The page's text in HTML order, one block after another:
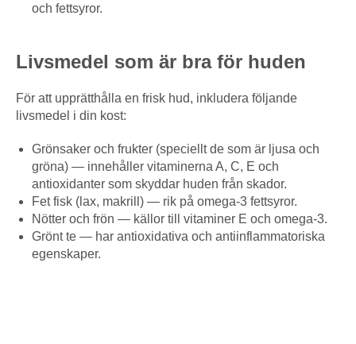
och fettsyror.
Livsmedel som är bra för huden
För att upprätthålla en frisk hud, inkludera följande
livsmedel i din kost:
Grönsaker och frukter (speciellt de som är ljusa och
gröna) — innehåller vitaminerna A, C, E och
antioxidanter som skyddar huden från skador.
Fet fisk (lax, makrill) — rik på omega-3 fettsyror.
Nötter och frön — källor till vitaminer E och omega-3.
Grönt te — har antioxidativa och antiinflammatoriska
egenskaper.